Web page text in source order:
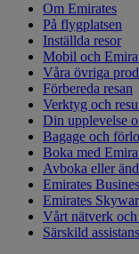
Om Emirates
På flygplatsen
Inställda resor
Mobil och
Våra övriga
Förbereda resan
Verktyg och
Din upplevelse
Bagage och
Boka med
Avboka eller
Emirates
Emirates
Vårt nätverk
Särskild